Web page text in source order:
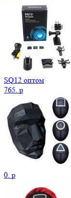
SQ12 оптом
765. p
0. p